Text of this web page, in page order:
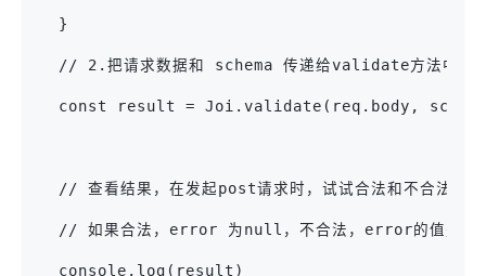
  }
// 2.把请求数据和 schema 传递给validate方法中验
const result = Joi.validate(req.body,
// 查看结果，在发起post请求时，试试合法和不合法的
// 如果合法，error 为null，不合法，error的值是具
  console.log(result)